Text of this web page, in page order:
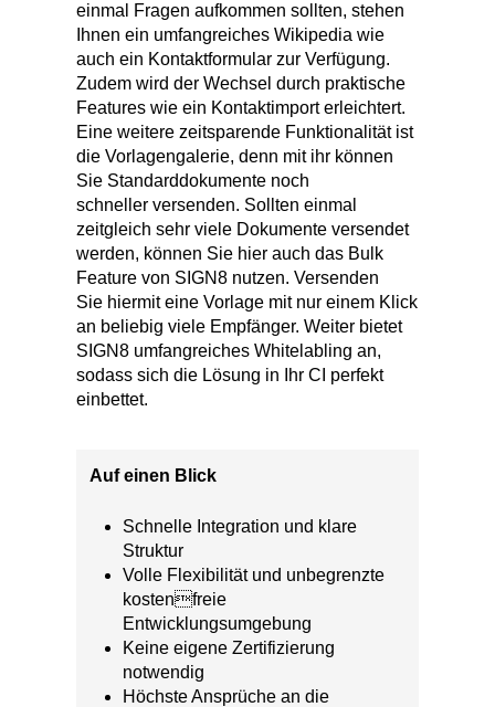
einmal Fragen aufkommen sollten, stehen
Ihnen ein umfangreiches Wikipedia wie
auch ein Kontaktformular zur Verfügung.
Zudem wird der Wechsel durch praktische
Features wie ein Kontaktimport erleichtert.
Eine weitere zeitsparende Funktionalität ist
die Vorlagengalerie, denn mit ihr können
Sie Standarddokumente noch
schneller versenden. Sollten einmal
zeitgleich sehr viele Dokumente versendet
werden, können Sie hier auch das Bulk
Feature von SIGN8 nutzen. Versenden
Sie hiermit eine Vorlage mit nur einem Klick
an beliebig viele Empfänger. Weiter bietet
SIGN8 umfangreiches Whitelabling an,
sodass sich die Lösung in Ihr CI perfekt
einbettet.
Auf einen Blick
Schnelle Integration und klare
Struktur
Volle Flexibilität und unbegrenzte
kostenfreie
Entwicklungsumgebung
Keine eigene Zertifizierung
notwendig
Höchste Ansprüche an die